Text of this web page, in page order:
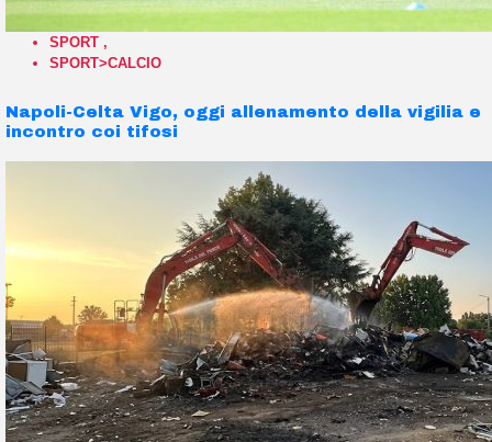
SPORT ,
SPORT>CALCIO
Napoli-Celta Vigo, oggi allenamento della vigilia e
incontro coi tifosi